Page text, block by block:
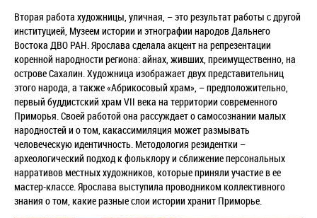
Вторая работа художницы, уличная, – это результат работы с другой
институцией, Музеем истории и этнографии народов Дальнего
Востока ДВО РАН. Ярослава сделала акцент на репрезентации
коренной народности региона: айнах, живших, преимущественно, на
острове Сахалин. Художница изображает двух представительниц
этого народа, а также «Абрикосовый храм», –предположительно,
первый буддистский храм VII века на территории современного
Приморья. Своей работой она рассуждает о самосознании малых
народностей и о том, какассимиляция может размывать
человеческую идентичность. Методология резидентки –
археологический подход к фольклору и сближение персональных
нарративов местных художников, которые приняли участие в ее
мастер-классе. Ярослава выступила проводником коллективного
знания о том, какие разные слои истории хранит Приморье.